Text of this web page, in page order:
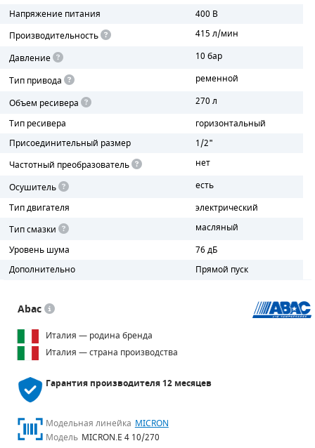
Напряжение питания
400 В
Производительность
415 л/мин
Давление
10 бар
Тип привода
ременной
Объем ресивера
270 л
Тип ресивера
горизонтальный
Присоединительный размер
1/2"
Частотный преобразователь
нет
Осушитель
есть
Тип двигателя
электрический
Тип смазки
масляный
Уровень шума
76 дБ
Дополнительно
Прямой пуск
Abac
Италия — родина бренда
Италия — страна производства
Гарантия производителя12 месяцев
Модельная линейка MICRON
Модель MICRON.E 4 10/270
ПОРШНЕВЫЕ БЛОКИ
ДЕТАЛИ СПИРАЛЬНЫХ КОМПРЕССОРОВ
ДЕТАЛИ НАСОСНОЙ ЧАСТИ
ДЕТАЛИ ПОГРУЖНЫХ НАСОСОВ
ШЛАНГИ ДЛЯ МОТОПОМП
ДЛЯ ВАКУУМНЫХ НАСОСОВ